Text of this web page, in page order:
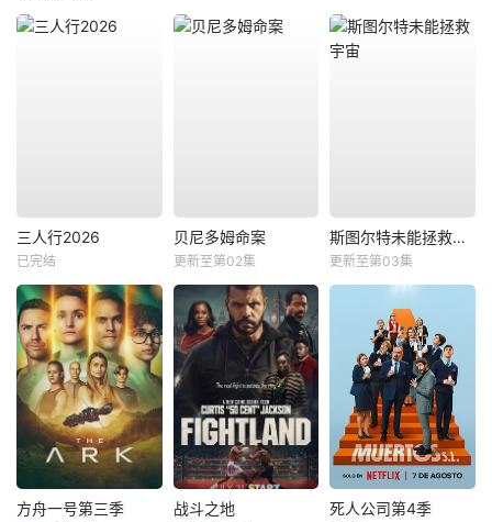
三人行2026
已完结
贝尼多姆命案
更新至第02集
斯图尔特未能拯救宇宙
更新至第03集
方舟一号第三季 战斗之地 死人公司第4季